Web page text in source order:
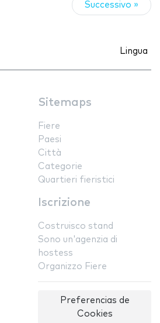
Successivo »
Lingua
Sitemaps
Fiere
Paesi
Città
Categorie
Quartieri fieristici
Iscrizione
Costruisco stand
Sono un'agenzia di
hostess
Organizzo Fiere
Preferencias de
Cookies